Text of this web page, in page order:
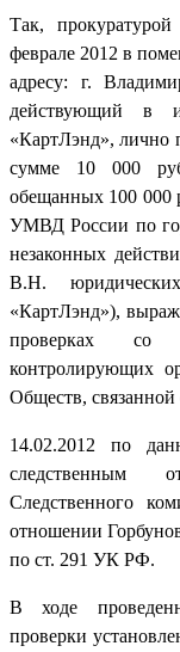
Так,
феврале 2012 в
адресу: г.
действующий в
«КартЛэнд», лично
сумме 10 000
обещанных 100
УМВД России по
незаконных
В.Н.
«КартЛэнд»),
проверках со
контролирующих
Обществ,
14.02.2012 по
следственным
Следственного
отношении
по ст. 291 УК РФ.
В ходе
проверки